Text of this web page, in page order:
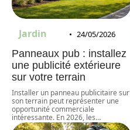
Jardin 24/05/2026
Panneaux pub : installez
une publicité extérieure
sur votre terrain
Installer un panneau publicitaire sur
son terrain peut représenter une
opportunité commerciale
intéressante. En 2026, les…